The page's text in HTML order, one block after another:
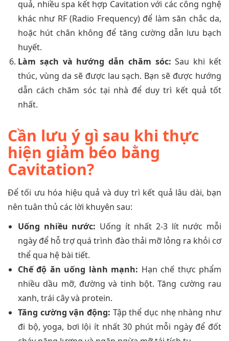
quả, nhiều spa kết hợp Cavitation với các công nghệ
khác như RF (Radio Frequency) để làm săn chắc da,
hoặc hút chân không để tăng cường dẫn lưu bạch
huyết.
Làm sạch và hướng dẫn chăm sóc: Sau khi kết
thúc, vùng da sẽ được lau sạch. Bạn sẽ được hướng
dẫn cách chăm sóc tại nhà để duy trì kết quả tốt
nhất.
Cần lưu ý gì sau khi thực
hiện giảm béo bằng
Cavitation?
Để tối ưu hóa hiệu quả và duy trì kết quả lâu dài, bạn
nên tuân thủ các lời khuyên sau:
Uống nhiều nước: Uống ít nhất 2-3 lít nước mỗi
ngày để hỗ trợ quá trình đào thải mỡ lỏng ra khỏi cơ
thể qua hệ bài tiết.
Chế độ ăn uống lành mạnh: Hạn chế thực phẩm
nhiều dầu mỡ, đường và tinh bột. Tăng cường rau
xanh, trái cây và protein.
Tăng cường vận động: Tập thể dục nhẹ nhàng như
đi bộ, yoga, bơi lội ít nhất 30 phút mỗi ngày để đốt